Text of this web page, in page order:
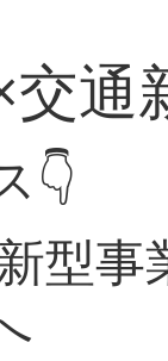
通
👇
型